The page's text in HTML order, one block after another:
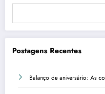
Postagens Recentes
Balanço de aniversário: As